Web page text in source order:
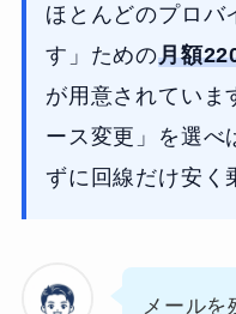
ほとんどのプロバ
す」ための月額
が用意されていま
ース変更」を選べ
ずに回線だけ安く
メールを